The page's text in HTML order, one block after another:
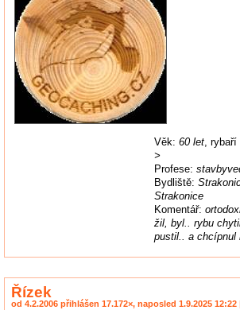
Věk: 60 let, rybaří
>
Profese:
Bydliště:
Strakonice
Komentář:
žil, byl.. rybu
pustil.. a chcípnul
Řízek
od 4.2.2006 přihlášen 17.172×, naposled 1.9.2025